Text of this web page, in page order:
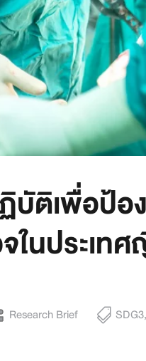
ติเพื่อป้อ
นประเท
Research Brief SDG3,